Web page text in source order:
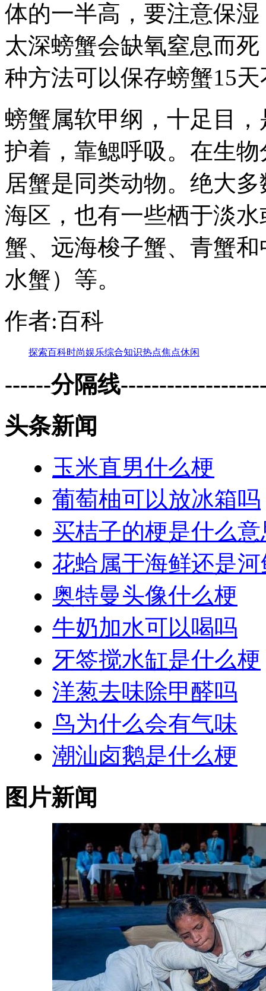
体的一半高，要注意保
太深螃蟹会缺氧窒息而
种方法可以保存螃蟹15
螃蟹属软甲纲，十足目
护着，靠鳃呼吸。在生
居蟹是同类动物。绝大
海区，也有一些栖于淡
蟹、远海梭子蟹、青蟹
水蟹）等。
作者:百科
探索百科时尚娱乐综合知识热点焦点休闲
------分隔线
头条新闻
玉米直男什么梗
葡萄柚可以放冰箱吗
买桔子的梗是什么意
花蛤属于海鲜还是河
奥特曼头像什么梗
牛奶加水可以喝吗
牙签搅水缸是什么梗
洋葱去味除甲醛吗
鸟为什么会有气味
潮汕卤鹅是什么梗
图片新闻